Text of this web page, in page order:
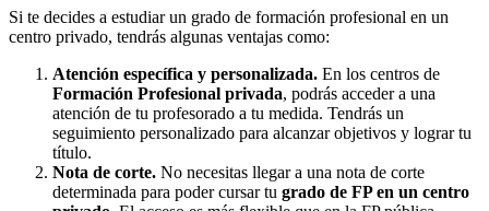
Si te decides a estudiar un grado de formación profesional en un
centro privado, tendrás algunas ventajas como:
Atención específica y personalizada. En los centros de
Formación Profesional privada, podrás acceder a una
atención de tu profesorado a tu medida. Tendrás un
seguimiento personalizado para alcanzar objetivos y lograr tu
título.
Nota de corte. No necesitas llegar a una nota de corte
determinada para poder cursar tu grado de FP en un centro